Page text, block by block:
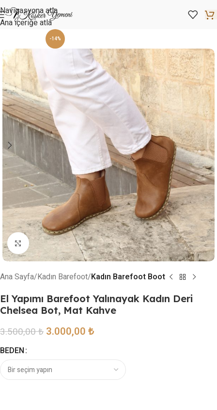
Navigasyona atla
Ana içeriğe atla
-14%
Resmi büyütmek için tıklayın
Ana Sayfa Kadın Barefoot Kadın Barefoot Boot
El Yapımı Barefoot Yalınayak Kadın Deri
Chelsea Bot, Mat Kahve
3.500,00₺ 3.000,00₺
BEDEN